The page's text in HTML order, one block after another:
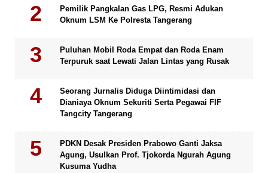
Pemilik Pangkalan Gas LPG, Resmi Adukan
Oknum LSM Ke Polresta Tangerang
Puluhan Mobil Roda Empat dan Roda Enam
Terpuruk saat Lewati Jalan Lintas yang Rusak
Seorang Jurnalis Diduga Diintimidasi dan
Dianiaya Oknum Sekuriti Serta Pegawai FIF
Tangcity Tangerang
PDKN Desak Presiden Prabowo Ganti Jaksa
Agung, Usulkan Prof. Tjokorda Ngurah Agung
Kusuma Yudha